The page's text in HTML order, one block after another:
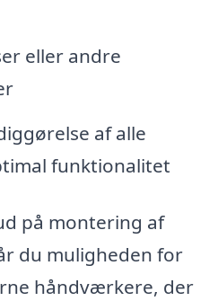
eller andre
af alle
funktionalitet
på montering af
du muligheden for
håndværkere, der